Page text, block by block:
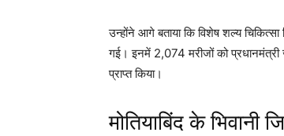
उन्होंने आगे बताया कि विशेष शल्य
गई। इनमें 2,074 मरीजों को
प्राप्त किया।
मोतियाबिंद के